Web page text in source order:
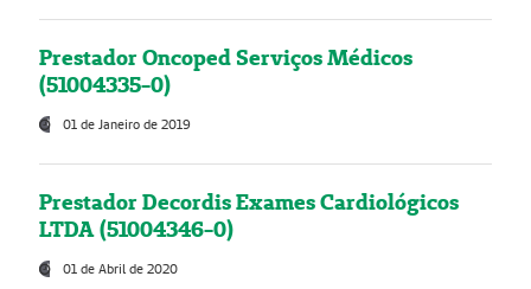
Prestador Oncoped Serviços Médicos
(51004335-0)
01 de Janeiro de 2019
Prestador Decordis Exames Cardiológicos
LTDA (51004346-0)
01 de Abril de 2020